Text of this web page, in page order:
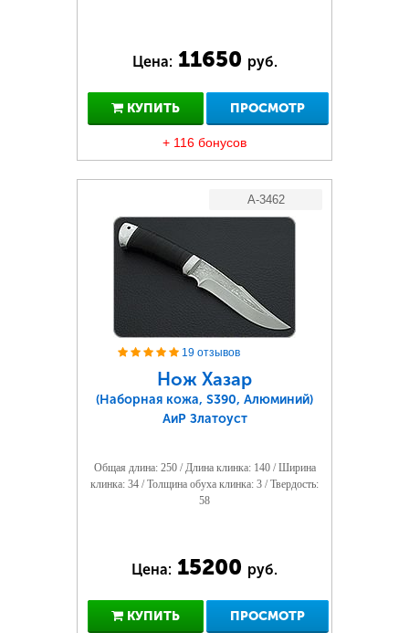
Цена: 11650 руб.
КУПИТЬ ПРОСМОТР
+ 116 бонусов
A-3462
19 отзывов
Нож Хазар
(Наборная кожа, S390, Алюминий)
АиР Златоуст
Общая длина: 250 / Длина клинка: 140 / Ширина
клинка: 34 / Толщина обуха клинка: 3 / Твердость:
58
Цена: 15200 руб.
КУПИТЬ ПРОСМОТР